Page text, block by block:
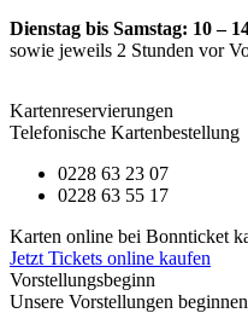
Dienstag bis Samstag: 10 –
sowie jeweils 2 Stunden vor
Kartenreservierungen
Telefonische Kartenbestellung
0228 63 23 07
0228 63 55 17
Karten online bei Bonnticket
Jetzt Tickets online kaufen
Vorstellungsbeginn
Unsere Vorstellungen